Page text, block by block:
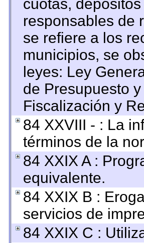
cuotas,
responsables de
se refiere a los
municipios, se
leyes: Ley
de Presupuesto
Fiscalización y
84 XXVIII - : La
términos de la
84 XXIX A :
equivalente.
84 XXIX B :
servicios de
84 XXIX C :